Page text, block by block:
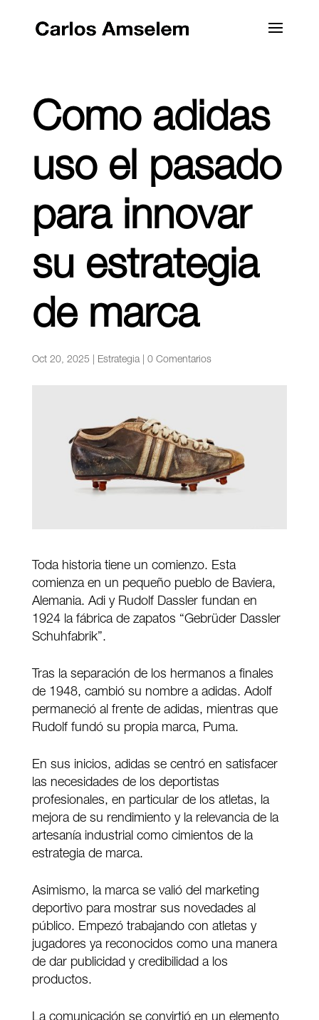
Como adidas
uso el pasado
para innovar
su estrategia
de marca
Oct 20, 2025 Estrategia| 0 Comentarios
Toda historia tiene un comienzo. Esta
comienza en un pequeño pueblo de Baviera,
Alemania. Adi y Rudolf Dassler fundan en
1924 la fábrica de zapatos “Gebrüder Dassler
Schuhfabrik”.
Tras la separación de los hermanos a finales
de 1948, cambió su nombre a adidas. Adolf
permaneció al frente de adidas, mientras que
Rudolf fundó su propia marca, Puma.
En sus inicios, adidas se centró en satisfacer
las necesidades de los deportistas
profesionales, en particular de los atletas, la
mejora de su rendimiento y la relevancia de la
artesanía industrial como cimientos de la
estrategia de marca.
Asimismo, la marca se valió del marketing
deportivo para mostrar sus novedades al
público. Empezó trabajando con atletas y
jugadores ya reconocidos como una manera
de dar publicidad y credibilidad a los
productos.